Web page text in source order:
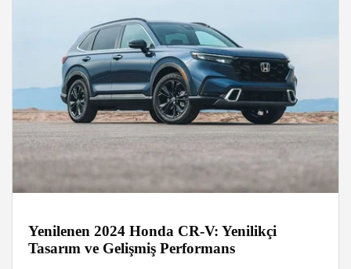
Yenilenen 2024 Honda CR-V: Yenilikçi
Tasarım ve Gelişmiş Performans